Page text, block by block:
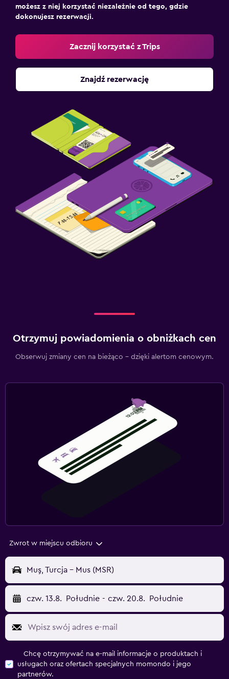
możesz z niej korzystać niezależnie od tego, gdzie
dokonujesz rezerwacji.
Zacznij korzystać z Trips
Znajdź rezerwację
Otrzymuj powiadomienia o obniżkach cen
Obserwuj zmiany cen na bieżąco – dzięki alertom cenowym.
Zwrot w miejscu odbioru
Muş, Turcja - Mus (MSR)
czw. 13.8. Południe - czw. 20.8. Południe
Chcę otrzymywać na e-mail informacje o produktach i
usługach oraz ofertach specjalnych momondo i jego
partnerów.